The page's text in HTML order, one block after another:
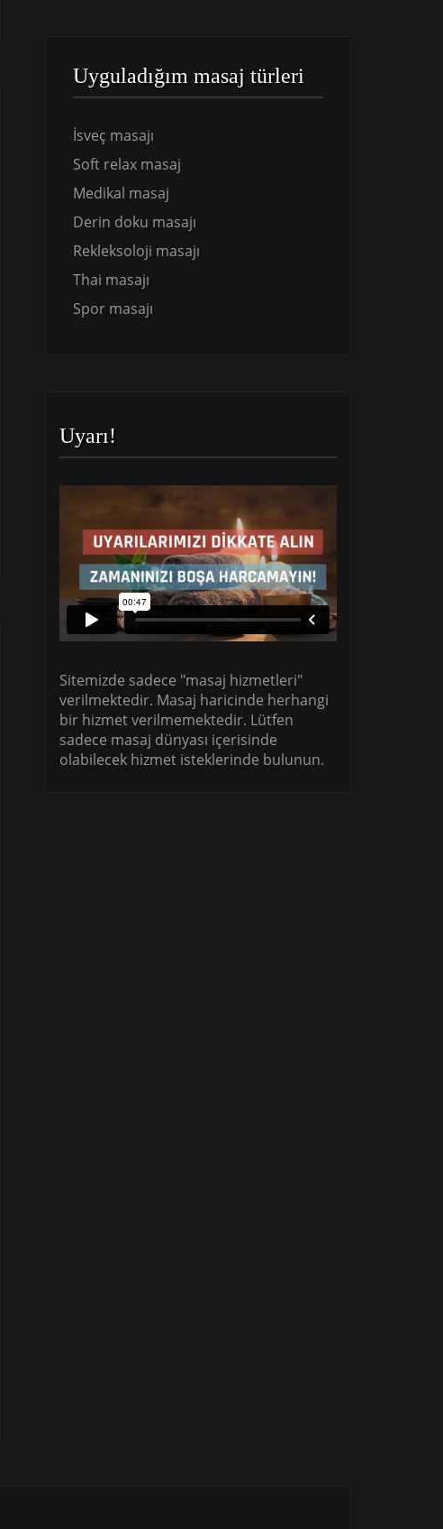
Uyguladığım masaj türleri
İsveç masajı
Soft relax masaj
Medikal masaj
Derin doku masajı
Rekleksoloji masajı
Thai masajı
Spor masajı
Uyarı!
Sitemizde sadece "masaj hizmetleri"
verilmektedir. Masaj haricinde herhangi
bir hizmet verilmemektedir. Lütfen
sadece masaj dünyası içerisinde
olabilecek hizmet isteklerinde bulunun.